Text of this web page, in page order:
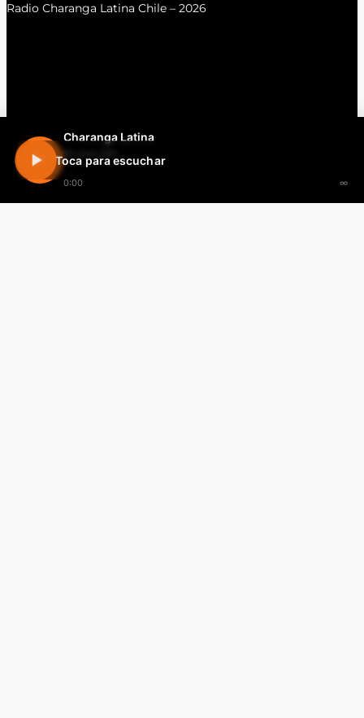
Charanga Latina
En vivo 24h
0:00 ∞
Toca para escuchar
Radio Charanga Latina Chile – 2026